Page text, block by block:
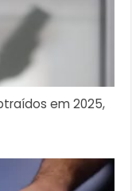
em 2025,